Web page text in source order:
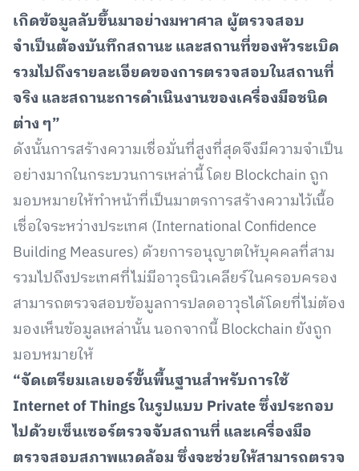
เกิดข้อมูลลับขึ้นมาอย่างมหาศาล ผู้ตรวจสอบ
จำเป็นต้องบันทึกสถานะ และสถานที่ของหัวระเบิด
รวมไปถึงรายละเอียดของการตรวจสอบในสถานที่
จริง และสถานะการดำเนินงานของเครื่องมือชนิด
ต่าง ๆ”
ดังนั้นการสร้างความเชื่อมั่นที่สูงที่สุดจึงมีความจำเป็น
อย่างมากในกระบวนการเหล่านี้ โดย Blockchain ถูก
มอบหมายให้ทำหน้าที่เป็นมาตรการสร้างความไว้เนื้อ
เชื่อใจระหว่างประเทศ (International Confidence
Building Measures) ด้วยการอนุญาตให้บุคคลที่สาม
รวมไปถึงประเทศที่ไม่มีอาวุธนิวเคลียร์ในครอบครอง
สามารถตรวจสอบข้อมูลการปลดอาวุธได้โดยที่ไม่ต้อง
มองเห็นข้อมูลเหล่านั้น นอกจากนี้ Blockchain ยังถูก
มอบหมายให้
“จัดเตรียมเลเยอร์ขั้นพื้นฐานสำหรับการใช้
Internet of Things ในรูปแบบ Private ซึ่งประกอบ
ไปด้วยเซ็นเซอร์ตรวจจับสถานที่ และเครื่องมือ
ตรวจสอบสภาพแวดล้อม ซึ่งจะช่วยให้สามารถตรวจ